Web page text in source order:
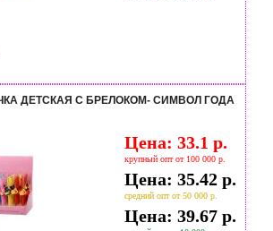
ДЕТСКАЯ С БРЕЛОКОМ- СИМВОЛ ГОДА
Цена: 33.1 р.
крупный опт от 100 000 р.
Цена: 35.42 р.
средний опт от 50 000 р.
Цена: 39.67 р.